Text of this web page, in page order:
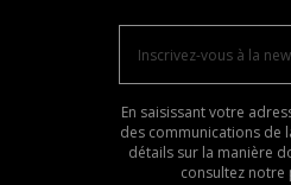
En saisissant votre
des communications de
détails sur la manière
consultez notre